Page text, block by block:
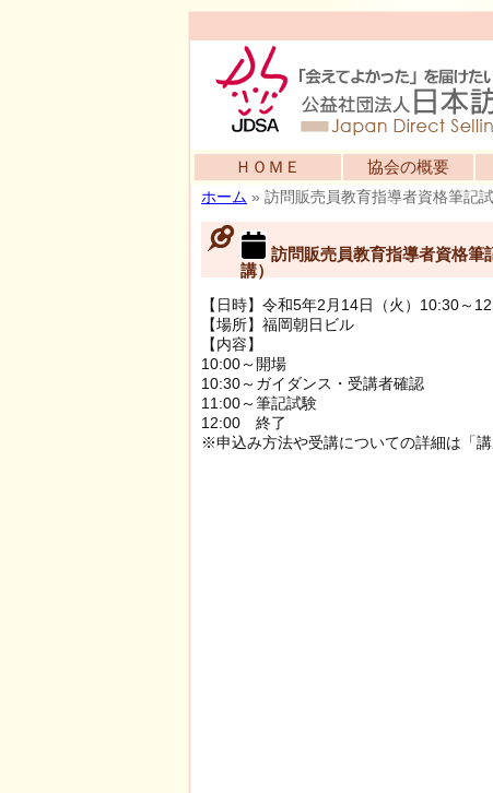
ＨＯＭＥ 協会の概要
ホーム » 訪問販売員教育指導者資格筆記
訪問販売員教育指導者資格筆
講）
【日時】令和5年2月14日（火）10:30～
【場所】福岡朝日ビル
【内容】
10:00～開場
10:30～ガイダンス・受講者確認
11:00～筆記試験
12:00 終了
※申込み方法や受講についての詳細は「